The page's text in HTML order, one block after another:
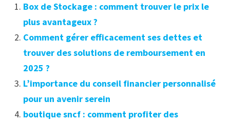
Box de Stockage : comment trouver le prix le
plus avantageux ?
Comment gérer efficacement ses dettes et
trouver des solutions de remboursement en
2025 ?
L’importance du conseil financier personnalisé
pour un avenir serein
boutique sncf : comment profiter des